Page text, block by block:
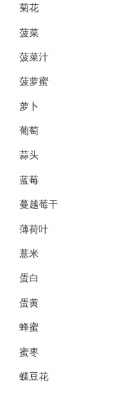
菊花
菠菜
菠菜汁
菠萝蜜
萝卜
葡萄
蒜头
蓝莓
蔓越莓干
薄荷叶
薏米
蛋白
蛋黄
蜂蜜
蜜枣
蝶豆花